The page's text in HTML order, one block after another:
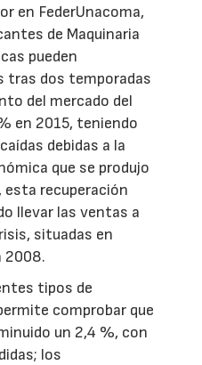
en FederUnacoma,
de Maquinaria
pueden
tras dos temporadas
del mercado del
en 2015, teniendo
debidas a la
que se produjo
esta recuperación
llevar las ventas a
situadas en
2008.
tipos de
comprobar que
un 2,4 %, con
los